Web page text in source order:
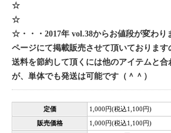
☆
☆
☆・・・2017年 vol.38からお値段が変わ
ページにて掲載販売させて頂いておりま
送料を節約して頂くには他のアイテムと
が、単体でも発送は可能です（＾＾）
定価
1,000円(税込1,100円)
販売価格
1,000円(税込1,100円)